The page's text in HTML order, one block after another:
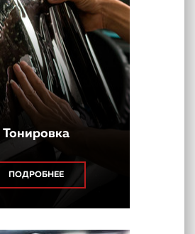
Тонировка
ПОДРОБНЕЕ